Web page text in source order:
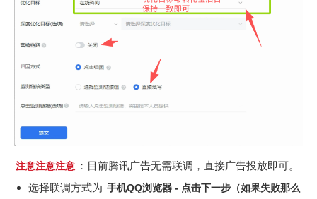
注意注意注意 ：目前腾讯广告无需联调，直接广告投放即可。
选择联调方式为 手机QQ浏览器 - 点击下一步（如果失败那么